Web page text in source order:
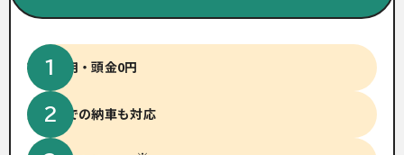
初期費用・頭金0円
短納期での納車も対応